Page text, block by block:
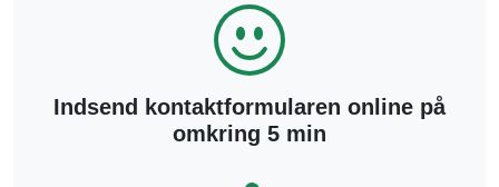
Indsend kontaktformularen online på
omkring 5 min